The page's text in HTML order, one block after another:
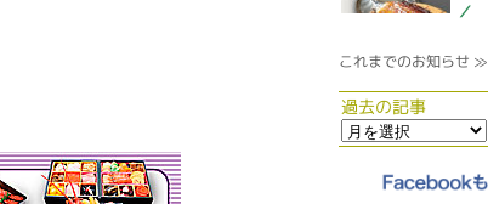
／
これまでのお知らせ ≫
過去の記事